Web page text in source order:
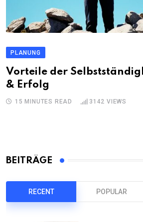
PLANUNG
Vorteile der
& Erfolg
15 MINUTES READ 3142 VIEWS
BEITRÄGE
RECENT POPULAR